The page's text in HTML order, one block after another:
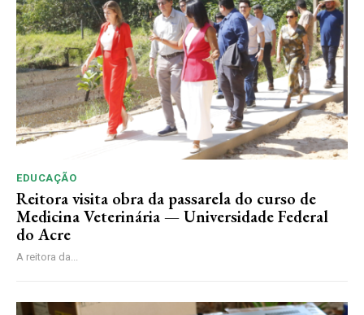
EDUCAÇÃO
Reitora visita obra da passarela do curso de
Medicina Veterinária — Universidade Federal
do Acre
A reitora da...